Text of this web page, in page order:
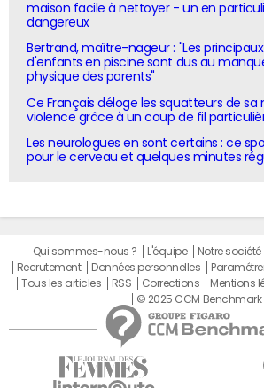
maison facile à nettoyer - un en
dangereux
Bertrand, maître-nageur : "Les
d'enfants en piscine sont dus au
physique des parents"
Ce Français déloge les squatteurs de sa
violence grâce à un coup de fil
Les neurologues en sont certains : ce
pour le cerveau et quelques minutes
Qui sommes-nous ? L'équipe Notre société
Recrutement
Données personnelles
Tous les articles
RSS Corrections Mentions
© 2025 CCM Benchmark